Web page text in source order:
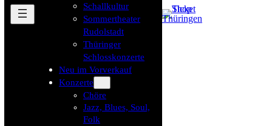
Schallkultur
Sommertheater
Rudolstadt
Thüringer
Schlosskonzerte
Neu im Vorverkauf
Konzerte
Chöre
Jazz, Blues, Soul,
Folk